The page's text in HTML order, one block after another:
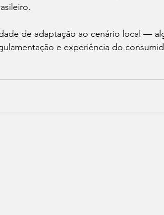
de adaptação ao cenário local —
e experiência do